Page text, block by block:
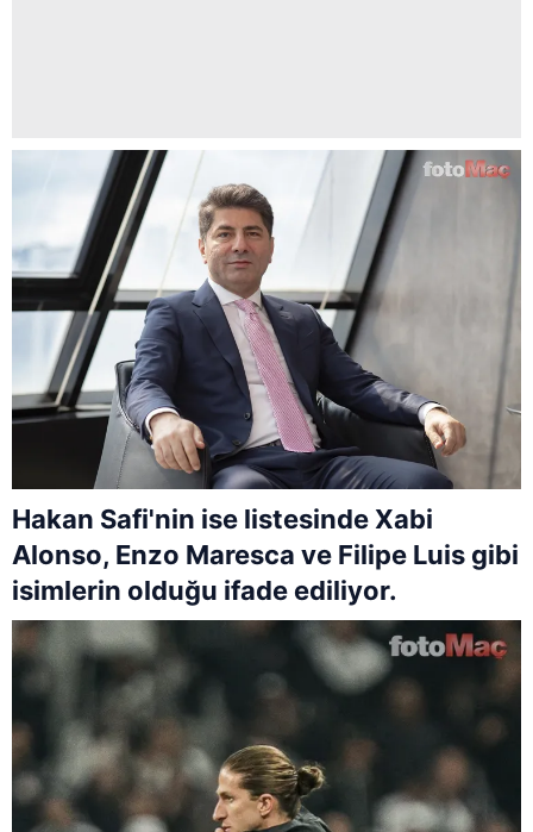
Hakan Safi'nin ise listesinde Xabi
Alonso, Enzo Maresca ve Filipe Luis gibi
isimlerin olduğu ifade ediliyor.